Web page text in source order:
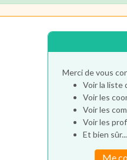
Merci de vous
Voir la liste
Voir les
Voir les
Voir les
Et bien
Me